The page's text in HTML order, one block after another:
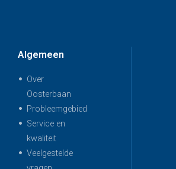
Algemeen
Over
Oosterbaan
Probleemgebied
Service en
kwaliteit
Veelgestelde